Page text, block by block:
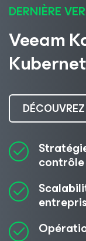
DERNIÈRE
Veeam